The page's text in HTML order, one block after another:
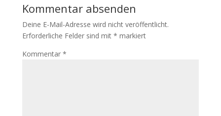
Kommentar absenden
Deine E-Mail-Adresse wird nicht veröffentlicht.
Erforderliche Felder sind mit * markiert
Kommentar *